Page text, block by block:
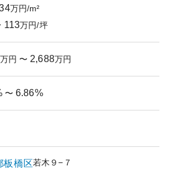
では明らかではありませんが、物
理組合による丁寧な維持管理が行わ
とがこのマンションの大きな利点
万円/m²
113万円/坪
万円 〜 2,688万円
〜 6.86%
板橋区若木 ９−７